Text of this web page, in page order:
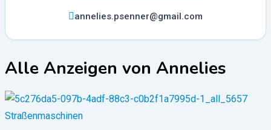
annelies.psenner@gmail.com
Alle Anzeigen von Annelies
Straßenmaschinen